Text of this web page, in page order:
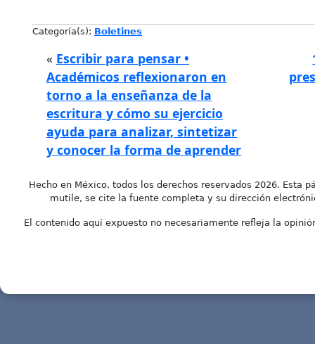
Categoría(s): Boletines
« Escribir para pensar •
Académicos reflexionaron en
torno a la enseñanza de la
escritura y cómo su ejercicio
ayuda para analizar, sintetizar
y conocer la forma de aprender
Hecho en México, todos los derechos reservados 2026. Esta
mutile, se cite la fuente completa y su dirección
El contenido aquí expuesto no necesariamente refleja la